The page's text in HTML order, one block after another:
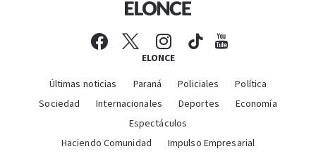
ELONCE
Últimas noticias Paraná Policiales
Política
Sociedad
Internacionales Deportes
Economía
Espectáculos
Haciendo Comunidad
Impulso Empresarial